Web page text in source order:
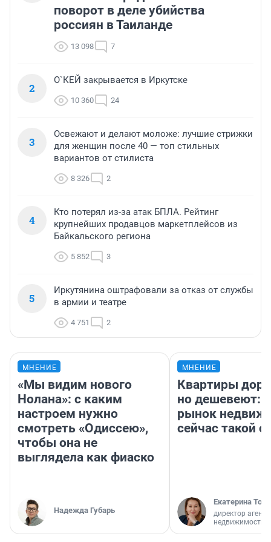
поворот в деле убийства
россиян в Таиланде
13 098 7
2
О`КЕЙ закрывается в Иркутске
10 360 24
3
Освежают и делают моложе: лучшие стрижки
для женщин после 40 — топ стильных
вариантов от стилиста
8 326 2
4
Кто потерял из-за атак БПЛА. Рейтинг
крупнейших продавцов маркетплейсов из
Байкальского региона
5 852 3
5
Иркутянина оштрафовали за отказ от службы
в армии и театре
4 751 2
МНЕНИЕ
«Мы видим нового
Нолана»: с каким
настроем нужно
смотреть «Одиссею»,
чтобы она не
выглядела как фиаско
Надежда Губарь
МНЕНИЕ
Квартиры
но дешевеют:
рынок
сейчас такой
Екатерина
директор
недвижимости